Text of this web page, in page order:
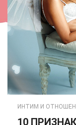
ИНТИМ И
10